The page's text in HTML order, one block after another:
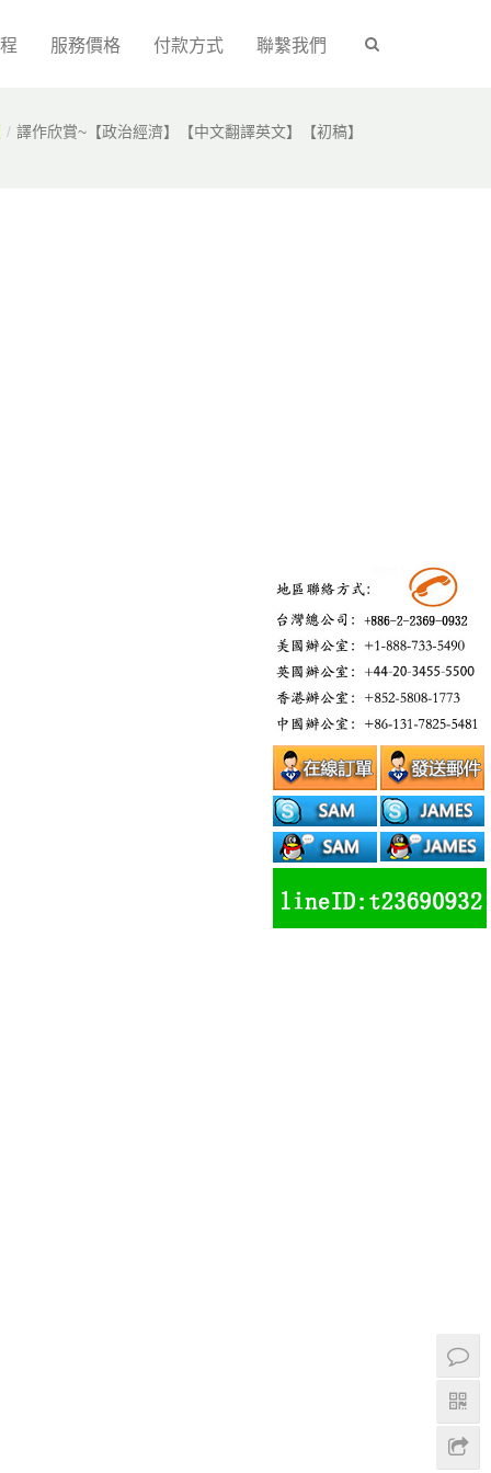
服務價格 付款方式 聯繫我們
譯作欣賞~【政治經濟】【中文翻譯英文】【初稿】